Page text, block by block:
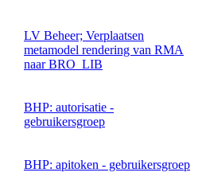
LV Beheer; Verplaatsen
metamodel rendering van RMA
naar BRO_LIB
BHP: autorisatie -
gebruikersgroep
BHP: apitoken - gebruikersgroep